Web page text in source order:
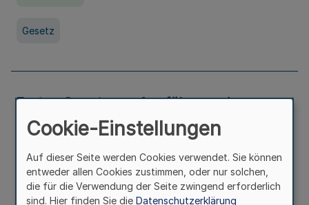
Gesetz
Erstes Gesetz zur Ausführung des
Kinder- und Jugendhilfegesetzes - AG -
KJHG -
In Kraft Seit 01. Januar 1991
Cookie-Einstellungen
Auf dieser Seite werden Cookies verwendet. Sie können
entweder allen Cookies zustimmen, oder nur solchen,
die für die Verwendung der Seite zwingend erforderlich
sind. Hier finden Sie die Datenschutzerklärung